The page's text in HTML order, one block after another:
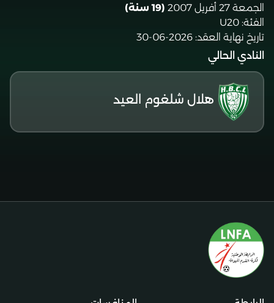
الجمعة 27 أفريل 2007
(19 سنة)
الفئة: U20
تاريخ نهاية العقد: 2026-06-30
النادي الحالي
هلال شلغوم العيد